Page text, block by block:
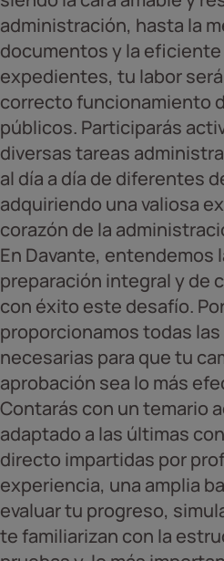
administración, hasta la
documentos y la
expedientes, tu labor
correcto funcionamiento
públicos. Participarás
diversas tareas
al día a día de diferentes
adquiriendo una valiosa
corazón de la
En Davante, entendemos
preparación integral y de
con éxito este desafío.
proporcionamos todas
necesarias para que tu
aprobación sea lo más
Contarás con un temario
adaptado a las últimas
directo impartidas por
experiencia, una amplia
evaluar tu progreso,
te familiarizan con la